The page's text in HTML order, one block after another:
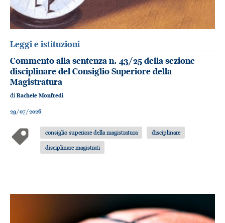
Leggi e istituzioni
Commento alla sentenza n. 43/25 della sezione
disciplinare del Consiglio Superiore della
Magistratura
diRachele Monfredi
29/07/2026
consiglio superiore della magistratura
disciplinare
disciplinare magistrati